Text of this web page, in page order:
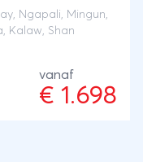
bezoekt
bijzondere land.
koninklijke
het land. In
, Ngapali, Mingun,
Kalaw, Shan
vanaf
€ 1.698